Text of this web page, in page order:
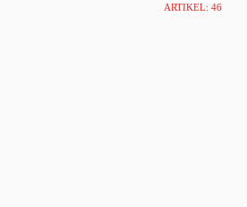
ARTIKEL: 46